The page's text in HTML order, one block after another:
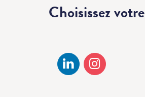
Choisissez votre